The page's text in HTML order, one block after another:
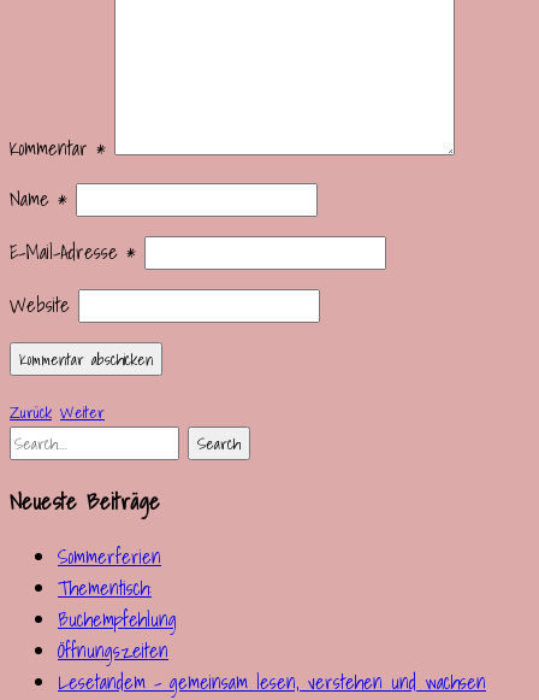
Kommentar *
Name *
E-Mail-Adresse *
Website
Zurück Weiter
Neueste Beiträge
Sommerferien
Thementisch:
Buchempfehlung
Öffnungszeiten
Lesetandem – gemeinsam lesen, verstehen und wachsen